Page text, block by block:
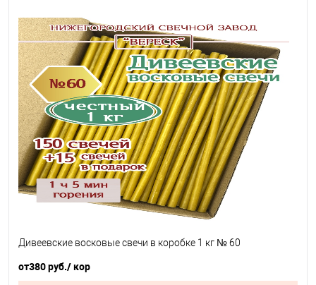
Дивеевские восковые свечи в коробке 1 кг № 60
от380 руб./ кор